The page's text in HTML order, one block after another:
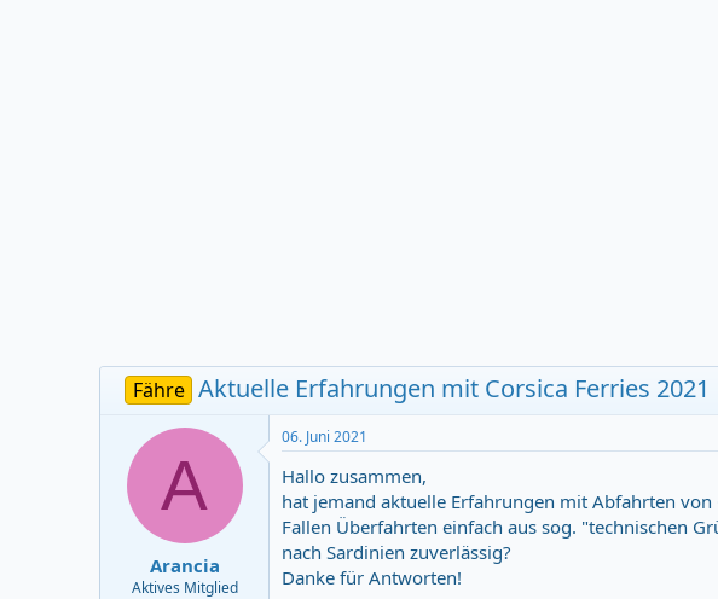
Fähre Aktuelle Erfahrungen mit Corsica Ferries 2021
A
Arancia
Aktives Mitglied
06. Juni 2021
Hallo zusammen,
hat jemand aktuelle Erfahrungen mit Abfahrten von
Fallen Überfahrten einfach aus sog. "technischen
nach Sardinien zuverlässig?
Danke für Antworten!